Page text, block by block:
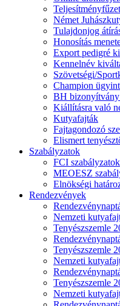
Teljesítményfűzet
Német
Tulajdonjog
Honosítás
Export pedigré
Kennelnév
Szövetségi/
Champion
BH bizonyítvány
Kiállításra való
Kutyafajták
Fajtagondozó
Elismert
Szabályzatok
FCI szabályzatok
MEOESZ
Elnökségi
Rendezvények
Nemzeti
Tenyészszemle
Tenyészszemle
Nemzeti
Tenyészszemle
Nemzeti